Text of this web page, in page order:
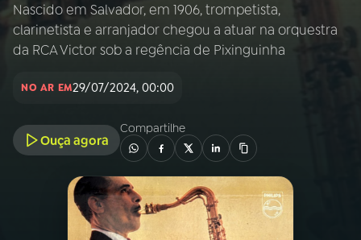
AO VIVO
PROGRAMAS
Nascido em Salvador, em 1906, trompetista,
clarinetista e arranjador chegou a atuar na orquestra
da RCA Victor sob a regência de Pixinguinha
NO AR EM29/07/2024, 00:00
Ouça agora
Compartilhe